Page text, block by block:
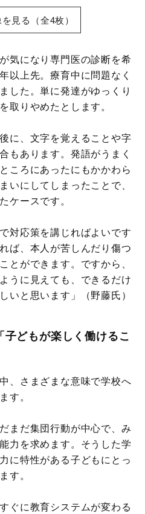
見る（全4枚）
気になり専門医の診断を希
以上先。療育中に問題なく
した。単に発達がゆっくり
取りやめたとします。
に、文字を覚えることや字
もあります。発語がうまく
ころにあったにもかかわら
いにしてしまったことで、
ケースです。
対応策を講じればよいです
ば、本人が苦しんだり傷つ
とができます。ですから、
うに見えても、できるだけ
いと思います」（野藤氏）
どもが楽しく働けるこ
、さまざまな意味で学校へ
す。
まだ集団行動が中心で、み
力を求めます。そうした学
に特性がある子どもにとっ
す。
ぐに教育システムが変わる